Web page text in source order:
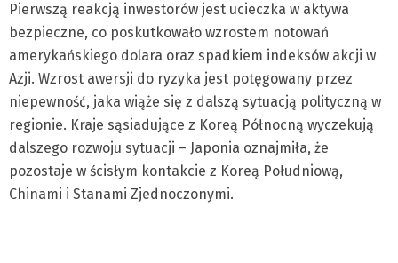
Pierwszą reakcją inwestorów jest ucieczka w aktywa
bezpieczne, co poskutkowało wzrostem notowań
amerykańskiego dolara oraz spadkiem indeksów akcji w
Azji. Wzrost awersji do ryzyka jest potęgowany przez
niepewność, jaka wiąże się z dalszą sytuacją polityczną w
regionie. Kraje sąsiadujące z Koreą Północną wyczekują
dalszego rozwoju sytuacji – Japonia oznajmiła, że
pozostaje w ścisłym kontakcie z Koreą Południową,
Chinami i Stanami Zjednoczonymi.